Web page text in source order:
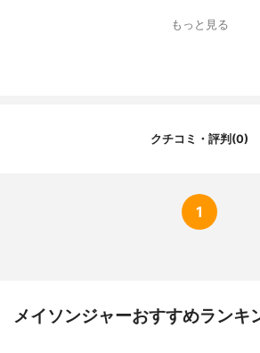
もっと見る
クチコミ・評判(0)
1
メイソンジャーおすすめランキ